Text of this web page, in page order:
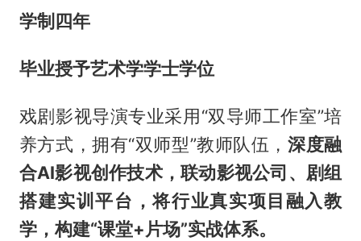
学制四年
毕业授予艺术学学士学位
戏剧影视导演专业采用“双导师工作室”培
养方式，拥有“双师型”教师队伍， 深度融
合AI影视创作技术，联动影视公司、剧组
搭建实训平台，将行业真实项目融入教
学，构建“课堂+片场”实战体系。